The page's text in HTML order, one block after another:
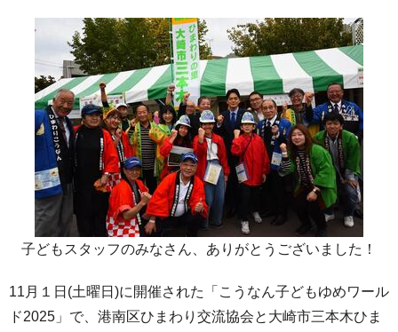
子どもスタッフのみなさん、ありがとうございました！
11月１日(土曜日)に開催された「こうなん子どもゆめワール
ド2025」で、港南区ひまわり交流協会と大崎市三本木ひま